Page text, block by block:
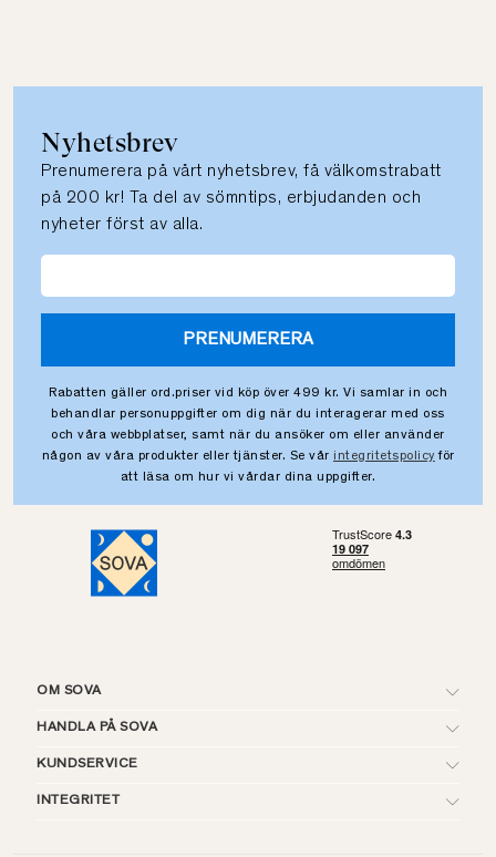
Nyhetsbrev
Prenumerera på vårt nyhetsbrev, få välkomstrabatt
på 200 kr! Ta del av sömntips, erbjudanden och
nyheter först av alla.
PRENUMERERA
Rabatten gäller ord.priser vid köp över 499 kr. Vi samlar in och
behandlar personuppgifter om dig när du interagerar med oss
och våra webbplatser, samt när du ansöker om eller använder
någon av våra produkter eller tjänster. Se vår integritetspolicy för
att läsa om hur vi vårdar dina uppgifter.
OM SOVA
HANDLA PÅ SOVA
KUNDSERVICE
INTEGRITET